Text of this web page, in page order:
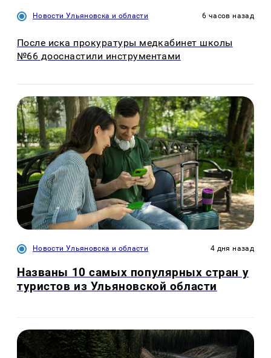
Новости Ульяновска и области 6 часов назад
После иска прокуратуры медкабинет школы
№66 дооснастили инструментами
Новости Ульяновска и области 4 дня назад
Названы 10 самых популярных стран у
туристов из Ульяновской области